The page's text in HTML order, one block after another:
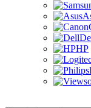
HP